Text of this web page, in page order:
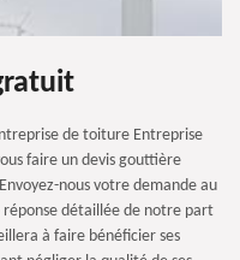
de toiture Entreprise
faire un devis gouttière
nous votre demande au
réponse détaillée de notre part
à faire bénéficier ses